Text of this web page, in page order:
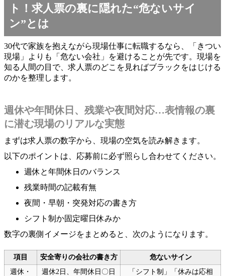
ト！求人票の裏に隠れた“危ないサイ
ン”とは
30代で家族を抱えながら現場仕事に転職するなら、「きつい
現場」よりも「危ない会社」を避けることが先です。現場を
知る人間の目で、求人票のどこを見ればブラックをはじける
のかを整理します。
週休や年間休日、残業や夜間対応…表情報の裏
に潜む現場のリアルな実態
まずは求人票の数字から、現場の空気を読み解きます。
以下のポイントは、応募前に必ず照らし合わせてください。
週休と年間休日のバランス
残業時間の記載有無
夜間・早朝・突発対応の書き方
シフト制か固定曜日休みか
数字の裏側イメージをまとめると、次のようになります。
項目 安全寄りの会社の書き方
危ないサイン
週休・
週休2日、年間休日〇日
「シフト制」「休みは応相